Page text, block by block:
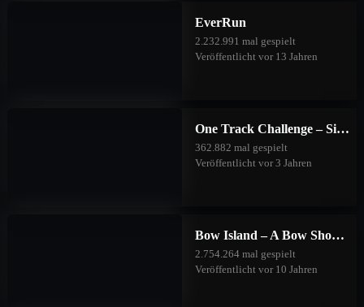
mehr laden
EverRun
2.232.991 mal gespielt
Veröffentlicht vor 13 Jahren
One Track Challenge – Silver Valley
362.882 mal gespielt
Veröffentlicht vor 3 Jahren
Bow Island – A Bow Shooting Game
2.754.264 mal gespielt
Veröffentlicht vor 10 Jahren